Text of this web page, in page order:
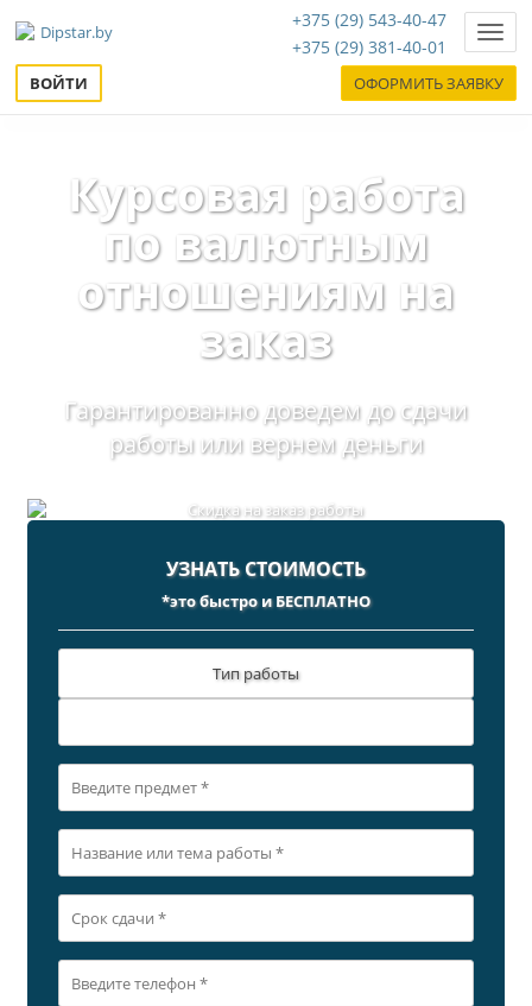
+375 (29) 543-40-47
+375 (29) 381-40-01
ВОЙТИ ОФОРМИТЬ ЗАЯВКУ
Курсовая работа
по валютным
отношениям на
заказ
Гарантированно доведем до сдачи
работы или вернем деньги
УЗНАТЬ СТОИМОСТЬ
*это быстро и БЕСПЛАТНО
Тип работы